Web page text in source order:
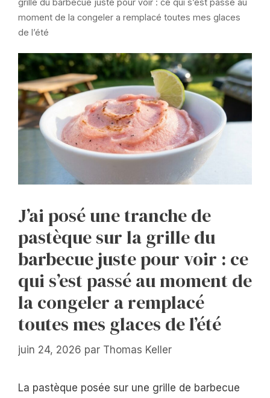
grille du barbecue juste pour voir : ce qui s’est passé au
moment de la congeler a remplacé toutes mes glaces
de l’été
J’ai posé une tranche de
pastèque sur la grille du
barbecue juste pour voir : ce
qui s’est passé au moment de
la congeler a remplacé
toutes mes glaces de l’été
juin 24, 2026 par Thomas Keller
La pastèque posée sur une grille de barbecue